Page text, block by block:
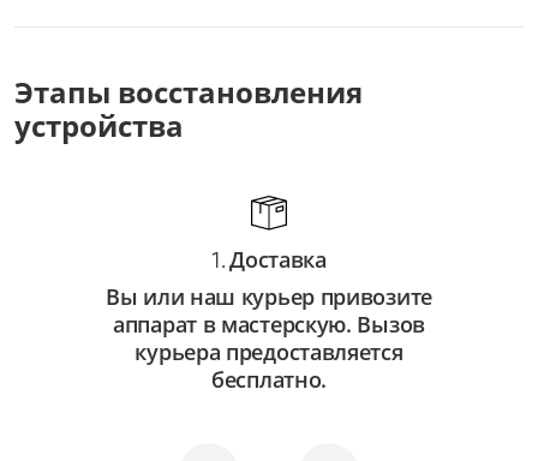
Этапы восстановления
устройства
1.Доставка
Вы или наш курьер привозите
аппарат в мастерскую. Вызов
курьера предоставляется
бесплатно.